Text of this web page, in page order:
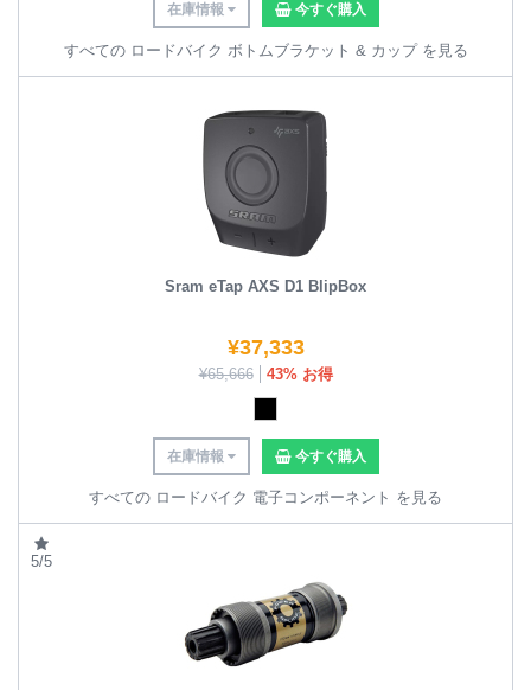
在庫情報 今すぐ購入
すべての ロードバイク ボトムブラケット & カップ を見る
Sram eTap AXS D1 BlipBox
¥37,333
¥65,666 43% お得
在庫情報 今すぐ購入
すべての ロードバイク 電子コンポーネント を見る
5/5